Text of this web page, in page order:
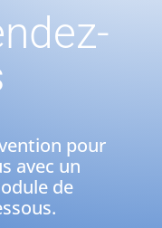
pour
avec un
de